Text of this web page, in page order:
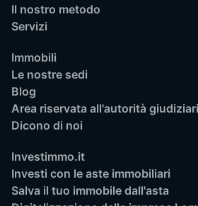
Il nostro metodo
Servizi
Immobili
Le nostre sedi
Blog
Area riservata all'autorità
Dicono di noi
Investimmo.it
Investi con le aste immobiliari
Salva il tuo immobile dall'asta